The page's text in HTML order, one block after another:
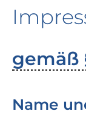
gemäß
Name